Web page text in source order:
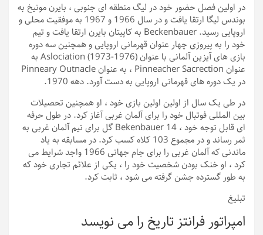
در اولین فصل حضور خود در لیگ منطقه ای جنوبی ، بایرن مونیخ به
بوندس لیگا ارتقا یافت و در سال 1966 و 1967 به موفقیت محلی و
اروپایی رسید. Beckenbauer به کاپیتان بایرن ارتقا یافت و تیم
خود را به پیروزی چهار عنوان قهرمانی اروپایی و همچنین سه دوره
بازی های آیزین آلمانی با عنوان Aslociation (1973-1976) به
عنوان Pinneacher Sacrection ، به عنوان Pinneary Outnacle
در یک دوره های قهرمانی اروپایی به دست آورد. دهه 1970.
در طی یک سال از اولین اولین بازی خود ، او همچنین تحصیلات
بین المللی فوتبال خود را برای آلمان غربی آغاز کرد. در طول حرفه
ای قابل توجه خود ، Bekenbauer 14 گل برای تیم آلمان غربی به
ثمر رساند و در مجموع 103 کلاه کسب کرد. در مسابقه به یاد
ماندنی که آلمان غربی را برای جام جهانی 1966 واجد شرایط می
کرد ، او خنک بودن شخصیت خود را ، یکی از علائم تجاری خود که
به طور گسترده جشن گرفته می شود ، ثابت کرد.
تبلیغ
امپراتور فرانتز تاریخ را می نویسد